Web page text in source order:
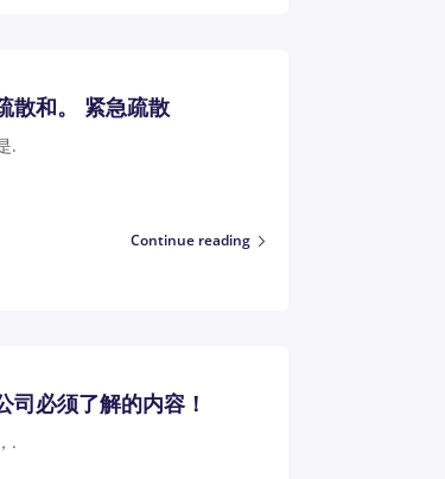
散和。 紧急疏散
.
Continue reading
司必须了解的内容！
.